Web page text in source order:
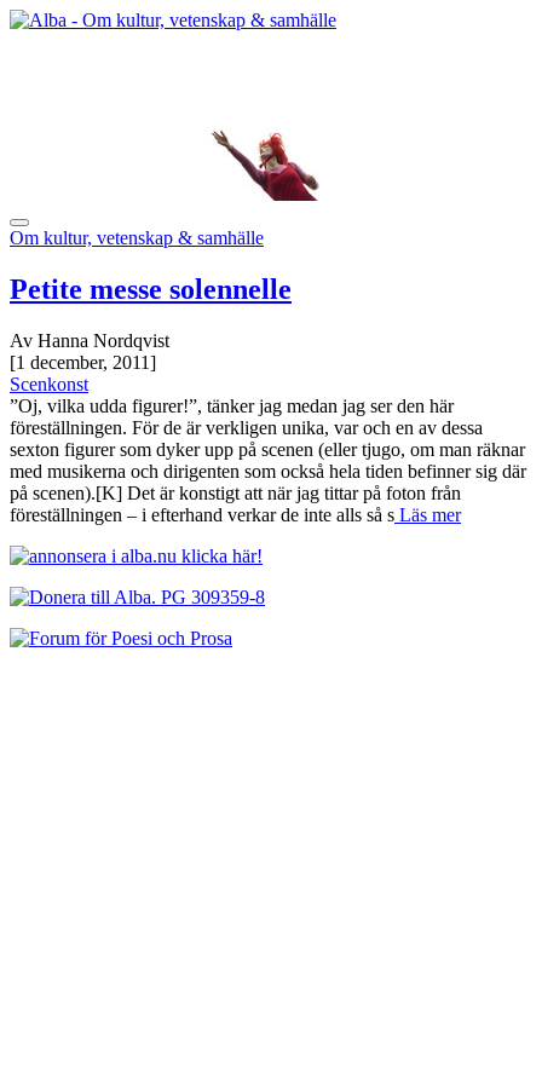
Om kultur, vetenskap & samhälle
Petite messe solennelle
Av Hanna Nordqvist
[1 december, 2011]
Scenkonst
”Oj, vilka udda figurer!”, tänker jag medan jag ser den här
föreställningen. För de är verkligen unika, var och en av dessa
sexton figurer som dyker upp på scenen (eller tjugo, om man räknar
med musikerna och dirigenten som också hela tiden befinner sig där
på scenen).[K] Det är konstigt att när jag tittar på foton från
föreställningen – i efterhand verkar de inte alls så s Läs mer